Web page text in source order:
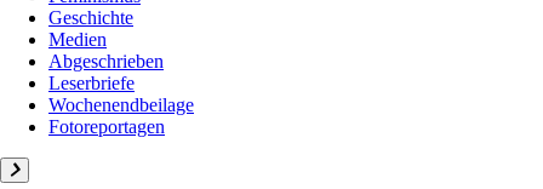
Geschichte
Medien
Abgeschrieben
Leserbriefe
Wochenendbeilage
Fotoreportagen